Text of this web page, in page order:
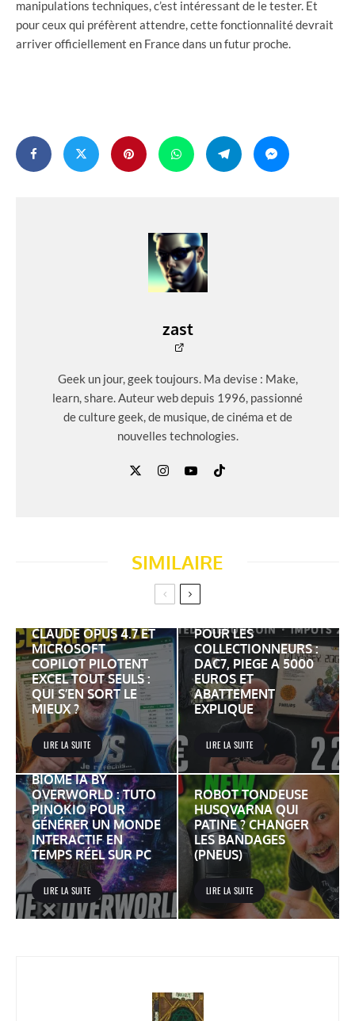
manipulations techniques, c’est intéressant de le tester. Et
pour ceux qui préfèrent attendre, cette fonctionnalité devrait
arriver officiellement en France dans un futur proche.
zast
Geek un jour, geek toujours. Ma devise : Make,
learn, share. Auteur web depuis 1996, passionné
de culture geek, de musique, de cinéma et de
nouvelles technologies.
SIMILAIRE
CLAUDE OPUS 4.7 ET
MICROSOFT
COPILOT PILOTENT
EXCEL TOUT SEULS :
QUI S’EN SORT LE
MIEUX ?
LIRE LA SUITE
VINTED LEBONCOIN
POUR LES
COLLECTIONNEURS :
DAC7, PIEGE A 5000
EUROS ET
ABATTEMENT
EXPLIQUE
LIRE LA SUITE
BIOME IA BY
OVERWORLD : TUTO
PINOKIO POUR
GÉNÉRER UN MONDE
INTERACTIF EN
TEMPS RÉEL SUR PC
LIRE LA SUITE
ROBOT TONDEUSE
HUSQVARNA QUI
PATINE ? CHANGER
LES BANDAGES
(PNEUS)
LIRE LA SUITE